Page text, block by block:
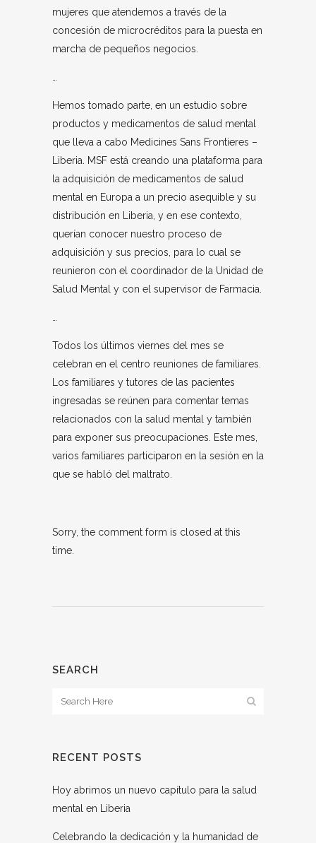
mujeres que atendemos a través de la
concesión de microcréditos para la puesta en
marcha de pequeños negocios.
Hemos tomado parte, en un estudio sobre
productos y medicamentos de salud mental
que lleva a cabo Medicines Sans Frontieres –
Liberia. MSF está creando una plataforma para
la adquisición de medicamentos de salud
mental en Europa a un precio asequible y su
distribución en Liberia, y en ese contexto,
querían conocer nuestro proceso de
adquisición y sus precios, para lo cual se
reunieron con el coordinador de la Unidad de
Salud Mental y con el supervisor de Farmacia.
Todos los últimos viernes del mes se
celebran en el centro reuniones de familiares.
Los familiares y tutores de las pacientes
ingresadas se reúnen para comentar temas
relacionados con la salud mental y también
para exponer sus preocupaciones. Este mes,
varios familiares participaron en la sesión en la
que se habló del maltrato.
Sorry, the comment form is closed at this
time.
SEARCH
RECENT POSTS
Hoy abrimos un nuevo capítulo para la salud
mental en Liberia
Celebrando la dedicación y la humanidad de